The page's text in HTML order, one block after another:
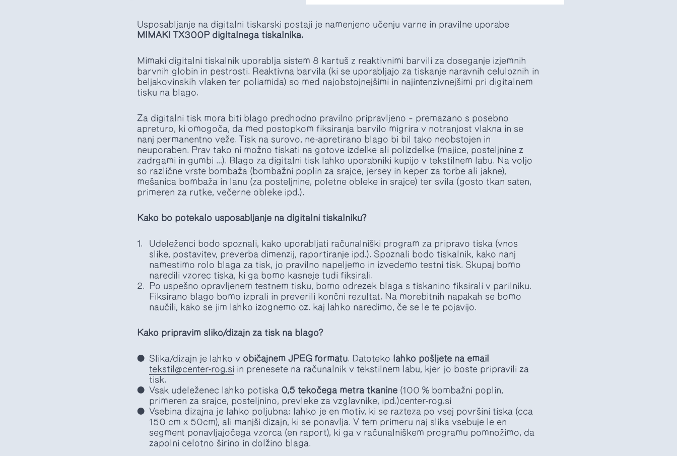
Usposabljanje na digitalni tiskarski postaji je namenjeno učenju varne in pravilne uporabe
MIMAKI TX300P digitalnega tiskalnika.
Mimaki digitalni tiskalnik uporablja sistem 8 kartuš z reaktivnimi barvili za doseganje izjemnih
barvnih globin in pestrosti. Reaktivna barvila (ki se uporabljajo za tiskanje naravnih celuloznih in
beljakovinskih vlaken ter poliamida) so med najobstojnejšimi in najintenzivnejšimi pri digitalnem
tisku na blago.
Za digitalni tisk mora biti blago predhodno pravilno pripravljeno – premazano s posebno
apreturo, ki omogoča, da med postopkom fiksiranja barvilo migrira v notranjost vlakna in se
nanj permanentno veže. Tisk na surovo, ne-apretirano blago bi bil tako neobstojen in
neuporaben. Prav tako ni možno tiskati na gotove izdelke ali polizdelke (majice, posteljnine z
zadrgami in gumbi …). Blago za digitalni tisk lahko uporabniki kupijo v tekstilnem labu. Na voljo
so različne vrste bombaža (bombažni poplin za srajce, jersey in keper za torbe ali jakne),
mešanica bombaža in lanu (za posteljnine, poletne obleke in srajce) ter svila (gosto tkan saten,
primeren za rutke, večerne obleke ipd.).
Kako bo potekalo usposabljanje na digitalni tiskalniku?
Udeleženci bodo spoznali, kako uporabljati računalniški program za pripravo tiska (vnos
slike, postavitev, preverba dimenzij, raportiranje ipd.). Spoznali bodo tiskalnik, kako nanj
namestimo rolo blaga za tisk, jo pravilno napeljemo in izvedemo testni tisk. Skupaj bomo
naredili vzorec tiska, ki ga bomo kasneje tudi fiksirali.
Po uspešno opravljenem testnem tisku, bomo odrezek blaga s tiskanino fiksirali v parilniku.
Fiksirano blago bomo izprali in preverili končni rezultat. Na morebitnih napakah se bomo
naučili, kako se jim lahko izognemo oz. kaj lahko naredimo, če se le te pojavijo.
Kako pripravim sliko/dizajn za tisk na blago?
Slika/dizajn je lahko v običajnem JPEG formatu. Datoteko lahko pošljete na email
tekstil@center-rog.si in prenesete na računalnik v tekstilnem labu, kjer jo boste pripravili za
tisk.
Vsak udeleženec lahko potiska 0,5 tekočega metra tkanine (100 % bombažni poplin,
primeren za srajce, posteljnino, prevleke za vzglavnike, ipd.)center-rog.si
Vsebina dizajna je lahko poljubna: lahko je en motiv, ki se razteza po vsej površini tiska (cca
150 cm x 50cm), ali manjši dizajn, ki se ponavlja. V tem primeru naj slika vsebuje le en
segment ponavljajočega vzorca (en raport), ki ga v računalniškem programu pomnožimo, da
zapolni celotno širino in dolžino blaga.